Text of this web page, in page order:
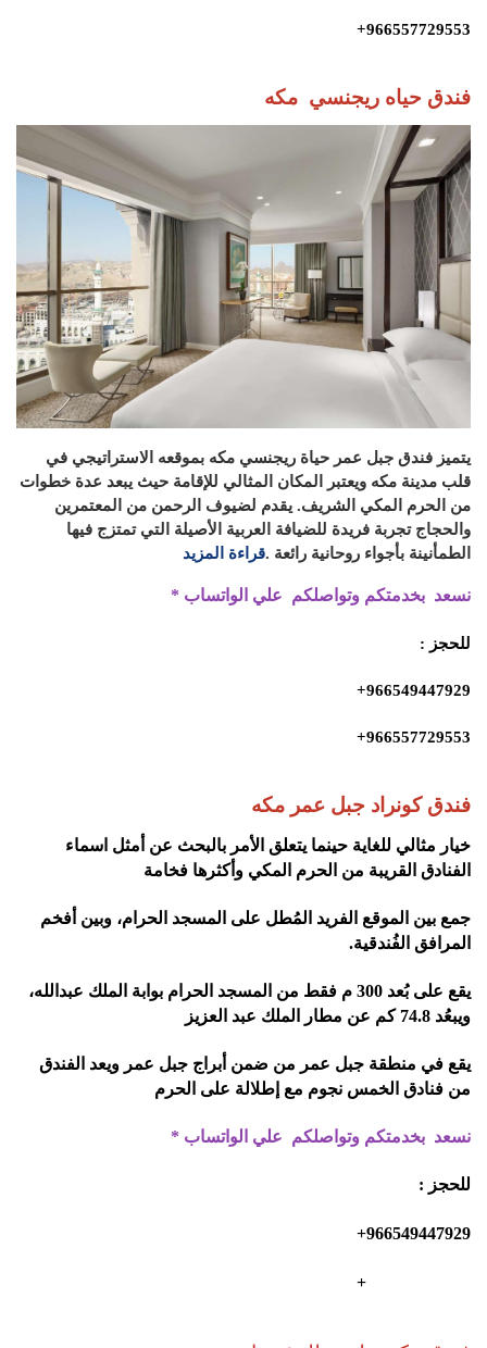
966557729553+
فندق حياه ريجنسي مكه
يتميز فندق جبل عمر حياة ريجنسي مكه بموقعه الاستراتيجي في
قلب مدينة مكه ويعتبر المكان المثالي للإقامة حيث يبعد عدة خطوات
من الحرم المكي الشريف. يقدم لضيوف الرحمن من المعتمرين
والحجاج تجربة فريدة للضيافة العربية الأصيلة التي تمتزج فيها
الطمأنينة بأجواء روحانية رائعة .قراءة المزيد
نسعد بخدمتكم وتواصلكم علي الواتساب *
للحجز :
966549447929+
966557729553+
فندق كونراد جبل عمر مكه
خيار مثالي للغاية حينما يتعلق الأمر بالبحث عن أمثل اسماء
الفنادق القريبة من الحرم المكي وأكثرها فخامة
جمع بين الموقع الفريد المُطل على المسجد الحرام، وبين أفخم
المرافق الفُندقية.
يقع على بُعد 300 م فقط من المسجد الحرام بوابة الملك عبدالله،
ويبعُد 74.8 كم عن مطار الملك عبد العزيز
يقع في منطقة جبل عمر من ضمن أبراج جبل عمر ويعد الفندق
من فنادق الخمس نجوم مع إطلالة على الحرم
نسعد بخدمتكم وتواصلكم علي الواتساب *
للحجز :
966549447929+